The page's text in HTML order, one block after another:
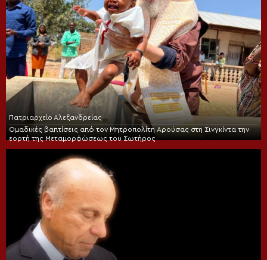
Πατριαρχείο Αλεξανδρείας
Ομαδικές βαπτίσεις από τον Μητροπολίτη Αρούσας στη Σινγκίντα την
εορτή της Μεταμορφώσεως του Σωτήρος